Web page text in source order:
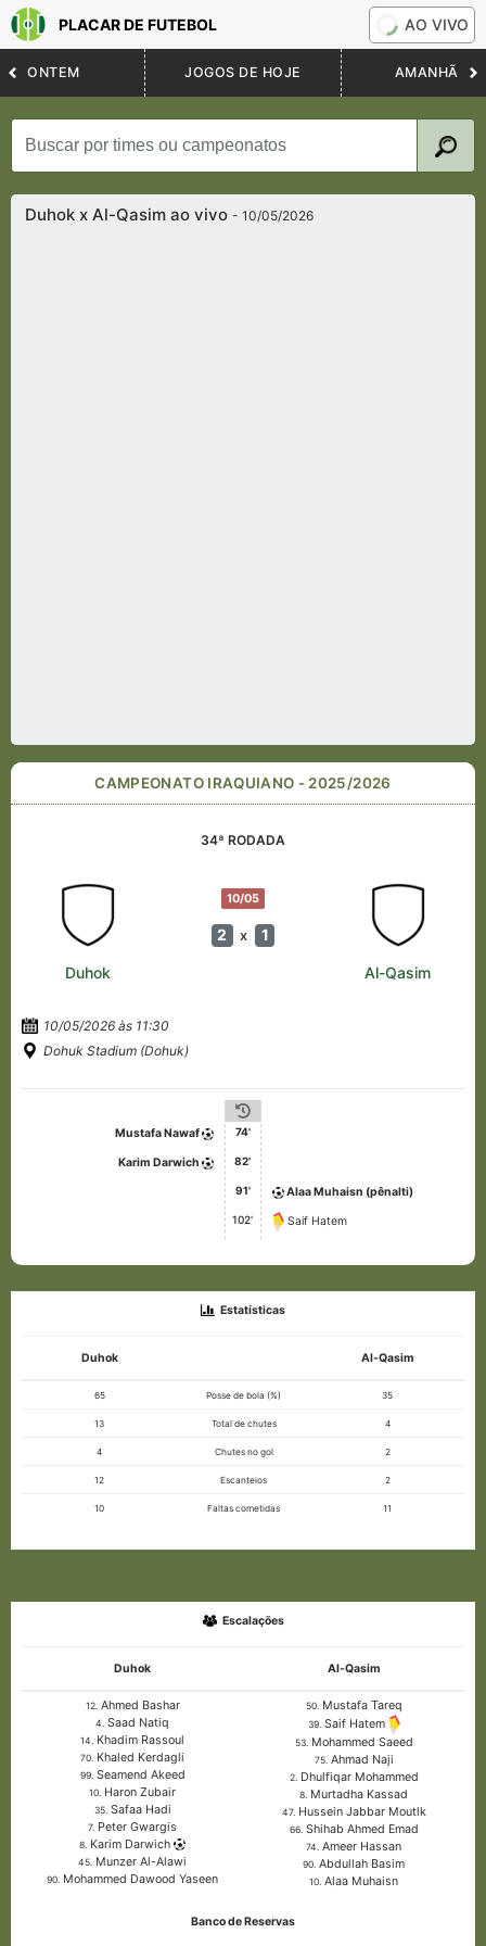
PLACAR DE FUTEBOL AO VIVO
ONTEM JOGOS DE HOJE AMANHÃ
Duhok x Al-Qasim ao vivo- 10/05/2026
CAMPEONATO IRAQUIANO - 2025/2026
34ª RODADA
10/05
2 x 1
Duhok Al-Qasim
10/05/2026 às 11:30
Dohuk Stadium (Dohuk)
Mustafa Nawaf 74'
Karim Darwich 82'
91' Alaa Muhaisn (pênalti)
102' Saif Hatem
Estatísticas
Duhok Al-Qasim
65 Posse de bola (%) 35
13 Total de chutes 4
4 Chutes no gol 2
12 Escanteios 2
10 Faltas cometidas 11
Escalações
Duhok Al-Qasim
12.Ahmed Bashar
4. Saad Natiq
14. Khadim Rassoul
70. Khaled Kerdagli
99.Seamend Akeed
10. Haron Zubair
35.Safaa Hadi
7. Peter Gwargis
8. Karim Darwich
45. Munzer Al-Alawi
90. Mohammed Dawood Yaseen
50.Mustafa Tareq
39.Saif Hatem
53.Mohammed Saeed
75.Ahmad Naji
2.Dhulfiqar Mohammed
8. Murtadha Kassad
47.Hussein Jabbar Moutlk
66.Shihab Ahmed Emad
74. Ameer Hassan
90. Abdullah Basim
10. Alaa Muhaisn
Banco de Reservas